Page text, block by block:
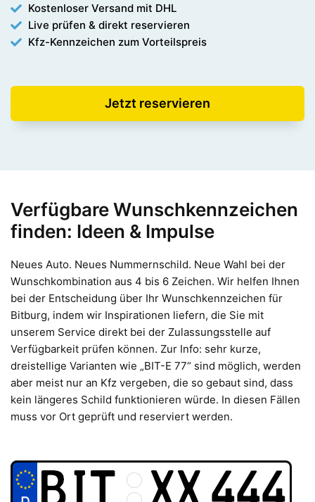
Kostenloser Versand mit DHL
Live prüfen & direkt reservieren
Kfz-Kennzeichen zum Vorteilspreis
Jetzt reservieren
Verfügbare Wunschkennzeichen
finden: Ideen & Impulse
Neues Auto. Neues Nummernschild. Neue Wahl bei der
Wunschkombination aus 4 bis 6 Zeichen. Wir helfen Ihnen
bei der Entscheidung über Ihr Wunschkennzeichen für
Bitburg, indem wir Inspirationen liefern, die Sie mit
unserem Service direkt bei der Zulassungsstelle auf
Verfügbarkeit prüfen können. Zur Info: sehr kurze,
dreistellige Varianten wie „BIT-E 77“ sind möglich, werden
aber meist nur an Kfz vergeben, die so gebaut sind, dass
kein längeres Schild funktionieren würde. In diesen Fällen
muss vor Ort geprüft und reserviert werden.